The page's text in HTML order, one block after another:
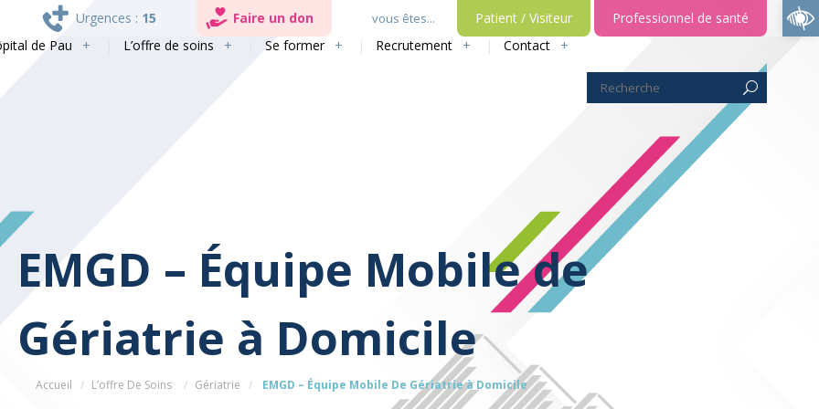
Urgences : 15 Faire un don vous êtes... Patient / Visiteur
Professionnel de santé
de Pau
L’offre de soins Se former Recrutement Contact
EMGD – Équipe Mobile de
Gériatrie à Domicile
Accueil L’offre De Soins Gériatrie EMGD – Équipe Mobile De Gériatrie à Domicile